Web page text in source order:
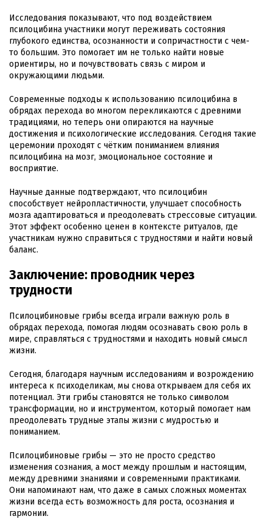
Исследования показывают, что под воздействием
псилоцибина участники могут переживать состояния
глубокого единства, осознанности и сопричастности с чем-
то большим. Это помогает им не только найти новые
ориентиры, но и почувствовать связь с миром и
окружающими людьми.
Современные подходы к использованию псилоцибина в
обрядах перехода во многом перекликаются с древними
традициями, но теперь они опираются на научные
достижения и психологические исследования. Сегодня такие
церемонии проходят с чётким пониманием влияния
псилоцибина на мозг, эмоциональное состояние и
восприятие.
Научные данные подтверждают, что псилоцибин
способствует нейропластичности, улучшает способность
мозга адаптироваться и преодолевать стрессовые ситуации.
Этот эффект особенно ценен в контексте ритуалов, где
участникам нужно справиться с трудностями и найти новый
баланс.
Заключение: проводник через
трудности
Псилоцибиновые грибы всегда играли важную роль в
обрядах перехода, помогая людям осознавать свою роль в
мире, справляться с трудностями и находить новый смысл
жизни.
Сегодня, благодаря научным исследованиям и возрождению
интереса к психоделикам, мы снова открываем для себя их
потенциал. Эти грибы становятся не только символом
трансформации, но и инструментом, который помогает нам
преодолевать трудные этапы жизни с мудростью и
пониманием.
Псилоцибиновые грибы — это не просто средство
изменения сознания, а мост между прошлым и настоящим,
между древними знаниями и современными практиками.
Они напоминают нам, что даже в самых сложных моментах
жизни всегда есть возможность для роста, осознания и
гармонии.